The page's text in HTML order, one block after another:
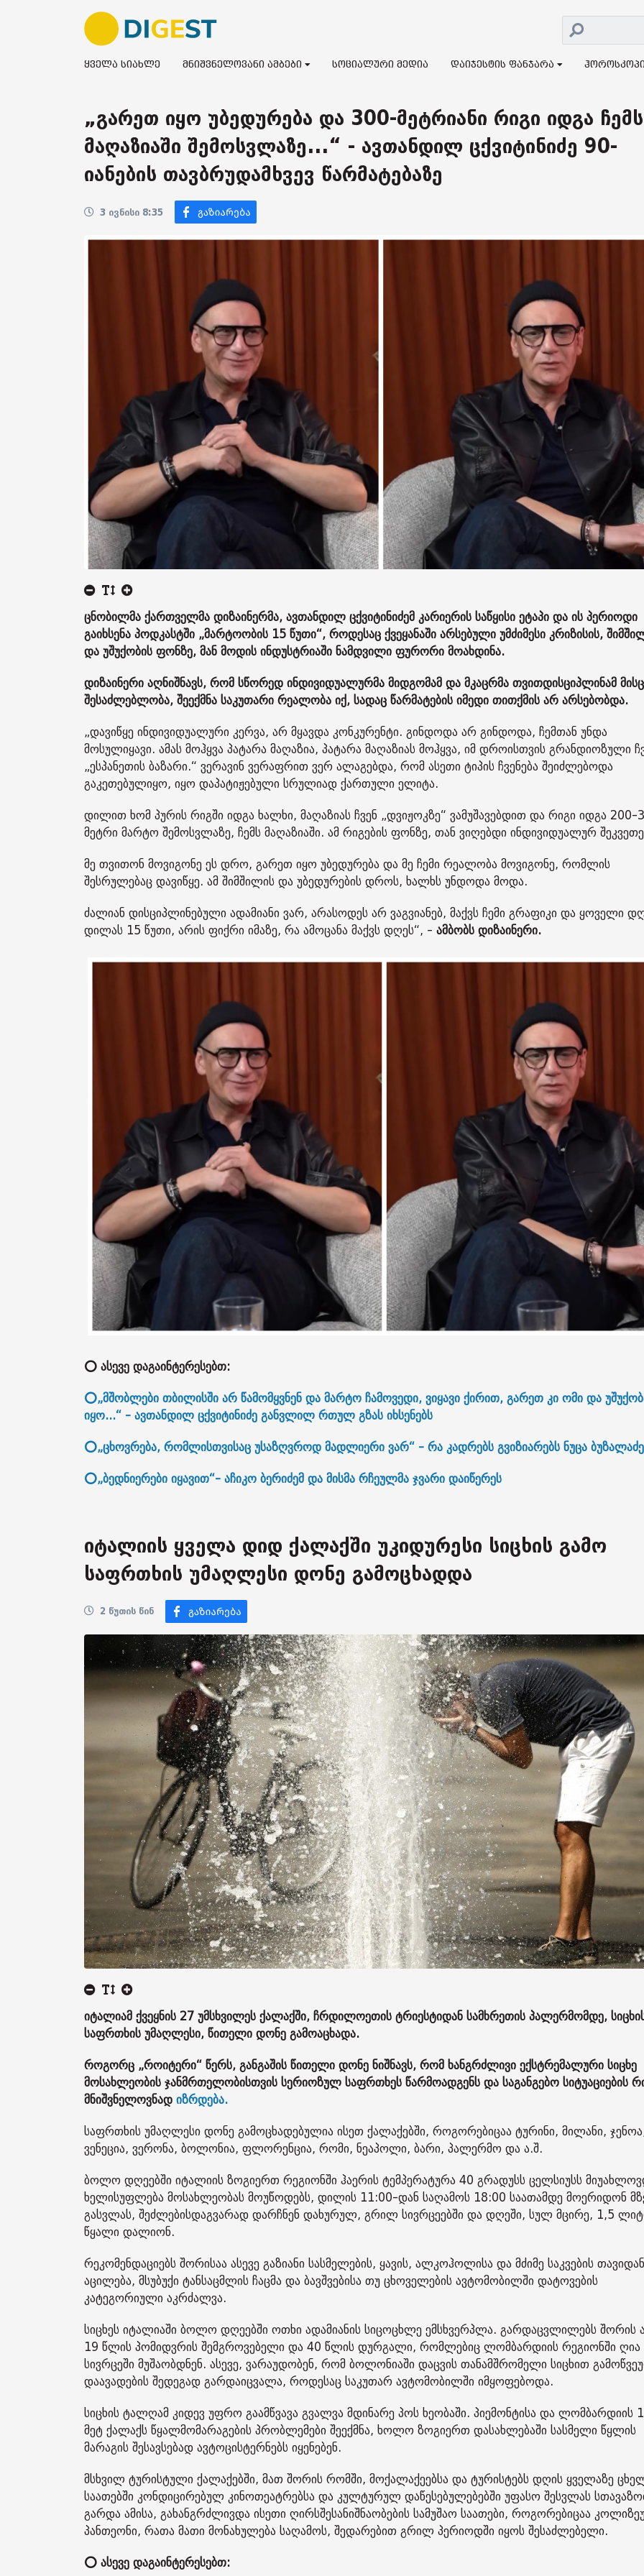
ყველა სიახლე მნიშვნელოვანი ამბები სოციალური მედია დაიჯესტის ფანჯარა
„გარეთ იყო უბედურება და 300-მეტრიანი რიგი იდგა ჩემს
მაღაზიაში შემოსვლაზე...“ - ავთანდილ ცქვიტინიძე 90-
იანების თავბრუდამხვევ წარმატებაზე
3 ივნისი 8:35
ცნობილმა ქართველმა დიზაინერმა, ავთანდილ ცქვიტინიძემ კარიერის საწყისი ეტაპი და ის პერიოდი
გაიხსენა პოდკასტში „მარტოობის 15 წუთი“, როდესაც ქვეყანაში არსებული უმძიმესი კრიზისის,
და უშუქობის ფონზე, მან მოდის ინდუსტრიაში ნამდვილი ფურორი მოახდინა.
დიზაინერი აღნიშნავს, რომ სწორედ ინდივიდუალურმა მიდგომამ და მკაცრმა თვითდისციპლინამ
შესაძლებლობა, შეექმნა საკუთარი რეალობა იქ, სადაც წარმატების იმედი თითქმის არ არსებობდა.
„დავიწყე ინდივიდუალური კერვა, არ მყავდა კონკურენტი. გინდოდა არ გინდოდა, ჩემთან უნდა
მოსულიყავი. ამას მოჰყვა პატარა მაღაზია, პატარა მაღაზიას მოჰყვა, იმ დროისთვის გრანდიოზული
„ესპანეთის ბაზარი.“ ვერავინ ვერაფრით ვერ ალაგებდა, რომ ასეთი ტიპის ჩვენება შეიძლებოდა
გაკეთებულიყო, იყო დაპატიჟებული სრულიად ქართული ელიტა.
დილით ხომ პურის რიგში იდგა ხალხი, მაღაზიას ჩვენ „დვიჟოკზე“ ვამუშავებდით და რიგი იდგა 200-
მეტრი მარტო შემოსვლაზე, ჩემს მაღაზიაში. ამ რიგების ფონზე, თან ვიღებდი ინდივიდუალურ
მე თვითონ მოვიგონე ეს დრო, გარეთ იყო უბედურება და მე ჩემი რეალობა მოვიგონე, რომლის
შესრულებაც დავიწყე. ამ შიმშილის და უბედურების დროს, ხალხს უნდოდა მოდა.
ძალიან დისციპლინებული ადამიანი ვარ, არასოდეს არ ვაგვიანებ, მაქვს ჩემი გრაფიკი და ყოველი
დილას 15 წუთი, არის ფიქრი იმაზე, რა ამოცანა მაქვს დღეს“, - ამბობს დიზაინერი.
⭕ ასევე დაგაინტერესებთ:
⭕„მშობლები თბილისში არ წამომყვნენ და მარტო ჩამოვედი, ვიყავი ქირით, გარეთ კი ომი და
იყო...“ - ავთანდილ ცქვიტინიძე განვლილ რთულ გზას იხსენებს
⭕„ცხოვრება, რომლისთვისაც უსაზღვროდ მადლიერი ვარ“ - რა კადრებს გვიზიარებს ნუცა ბუზალაძე
⭕„ბედნიერები იყავით“- აჩიკო ბერიძემ და მისმა რჩეულმა ჯვარი დაიწერეს
იტალიის ყველა დიდ ქალაქში უკიდურესი სიცხის გამო
საფრთხის უმაღლესი დონე გამოცხადდა
2 წუთის წინ
იტალიამ ქვეყნის 27 უმსხვილეს ქალაქში, ჩრდილოეთის ტრიესტიდან სამხრეთის პალერმომდე,
საფრთხის უმაღლესი, წითელი დონე გამოაცხადა.
როგორც „როიტერი“ წერს, განგაშის წითელი დონე ნიშნავს, რომ ხანგრძლივი ექსტრემალური სიცხე
მოსახლეობის ჯანმრთელობისთვის სერიოზულ საფრთხეს წარმოადგენს და საგანგებო სიტუაციების
მნიშვნელოვნად იზრდება.
საფრთხის უმაღლესი დონე გამოცხადებულია ისეთ ქალაქებში, როგორებიცაა ტურინი, მილანი,
ვენეცია, ვერონა, ბოლონია, ფლორენცია, რომი, ნეაპოლი, ბარი, პალერმო და ა.შ.
ბოლო დღეებში იტალიის ზოგიერთ რეგიონში ჰაერის ტემპერატურა 40 გრადუსს ცელსიუსს
ხელისუფლება მოსახლეობას მოუწოდებს, დილის 11:00-დან საღამოს 18:00 საათამდე მოერიდონ
გასვლას, შეძლებისდაგვარად დარჩნენ დახურულ, გრილ სივრცეებში და დღეში, სულ მცირე, 1,5
წყალი დალიონ.
რეკომენდაციებს შორისაა ასევე გაზიანი სასმელების, ყავის, ალკოჰოლისა და მძიმე საკვების თავიდან
აცილება, მსუბუქი ტანსაცმლის ჩაცმა და ბავშვებისა თუ ცხოველების ავტომობილში დატოვების
კატეგორიული აკრძალვა.
სიცხეს იტალიაში ბოლო დღეებში ოთხი ადამიანის სიცოცხლე ემსხვერპლა. გარდაცვლილებს შორის
19 წლის პომიდვრის შემგროვებელი და 40 წლის დურგალი, რომლებიც ლომბარდიის რეგიონში ღია
სივრცეში მუშაობდნენ. ასევე, ვარაუდობენ, რომ ბოლონიაში დაცვის თანამშრომელი სიცხით
დაავადების შედეგად გარდაიცვალა, როდესაც საკუთარ ავტომობილში იმყოფებოდა.
სიცხის ტალღამ კიდევ უფრო გაამწვავა გვალვა მდინარე პოს ხეობაში. პიემონტისა და ლომბარდიის
მეტ ქალაქს წყალმომარაგების პრობლემები შეექმნა, ხოლო ზოგიერთ დასახლებაში სასმელი წყლის
მარაგის შესავსებად ავტოცისტერნებს იყენებენ.
მსხვილ ტურისტული ქალაქებში, მათ შორის რომში, მოქალაქეებსა და ტურისტებს დღის ყველაზე
საათებში კონდიცირებულ კინოთეატრებსა და კულტურულ დაწესებულებებში უფასო შესვლას
გარდა ამისა, გახანგრძლივდა ისეთი ღირსშესანიშნაობების სამუშაო საათები, როგორებიცაა
პანთეონი, რათა მათი მონახულება საღამოს, შედარებით გრილ პერიოდში იყოს შესაძლებელი.
⭕ ასევე დაგაინტერესებთ: